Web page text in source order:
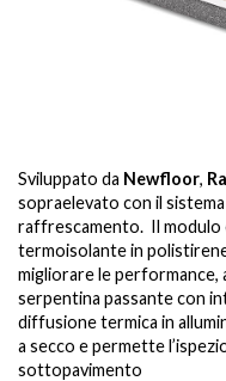
Sviluppato da Newfloor,
sopraelevato con il
raffrescamento. Il
termoisolante in
migliorare le performance,
serpentina passante con
diffusione termica in
a secco e permette
sottopavimento